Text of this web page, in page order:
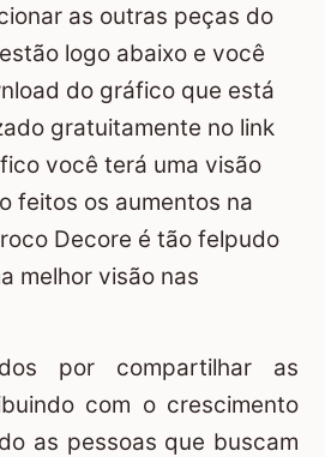
as outras peças do
logo abaixo e você
do gráfico que está
gratuitamente no link
você terá uma visão
feitos os aumentos na
Decore é tão felpudo
melhor visão nas
por compartilhar as
com o crescimento
as pessoas que buscam